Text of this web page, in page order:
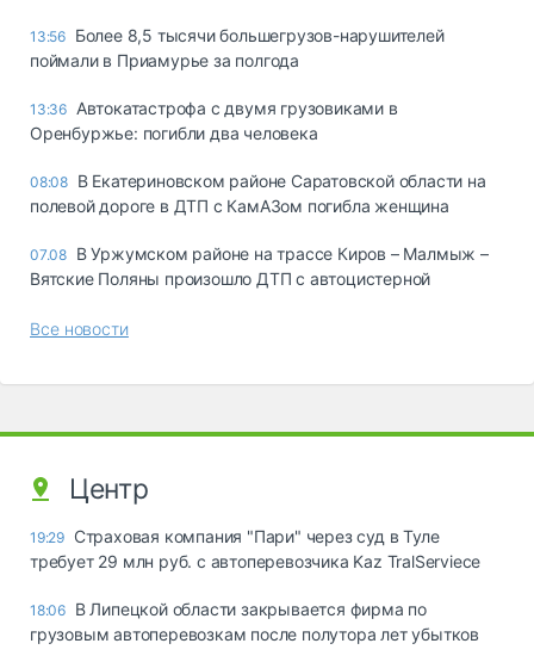
13:56 Более 8,5 тысячи большегрузов-нарушителей
поймали в Приамурье за полгода
13:36 Автокатастрофа с двумя грузовиками в
Оренбуржье: погибли два человека
08:08 В Екатериновском районе Саратовской области на
полевой дороге в ДТП с КамАЗом погибла женщина
07.08 В Уржумском районе на трассе Киров – Малмыж –
Вятские Поляны произошло ДТП с автоцистерной
Все новости
Центр
19:29 Страховая компания "Пари" через суд в Туле
требует 29 млн руб. с автоперевозчика Kaz TralServiece
18:06 В Липецкой области закрывается фирма по
грузовым автоперевозкам после полутора лет убытков